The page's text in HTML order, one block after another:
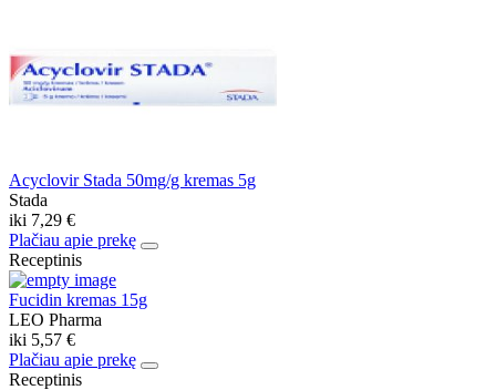
Acyclovir Stada 50mg/g kremas 5g
Stada
iki 7,29 €
Plačiau apie prekę
Receptinis
Fucidin kremas 15g
LEO Pharma
iki 5,57 €
Plačiau apie prekę
Receptinis